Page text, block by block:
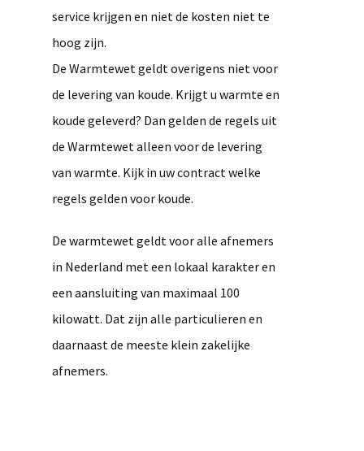
service krijgen en niet de kosten niet te
hoog zijn.
De Warmtewet geldt overigens niet voor
de levering van koude. Krijgt u warmte en
koude geleverd? Dan gelden de regels uit
de Warmtewet alleen voor de levering
van warmte. Kijk in uw contract welke
regels gelden voor koude.
De warmtewet geldt voor alle afnemers
in Nederland met een lokaal karakter en
een aansluiting van maximaal 100
kilowatt. Dat zijn alle particulieren en
daarnaast de meeste klein zakelijke
afnemers.